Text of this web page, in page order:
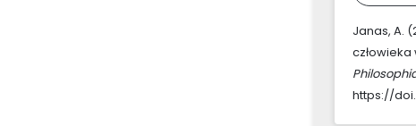
Janas, A.
https://